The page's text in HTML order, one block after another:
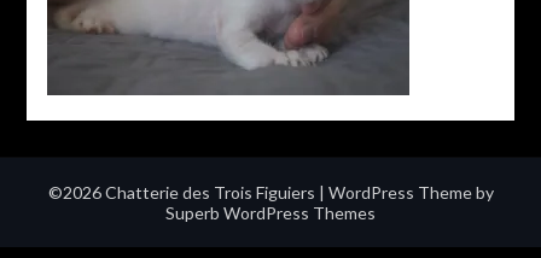
©2026 Chatterie des Trois Figuiers | WordPress Theme by
Superb WordPress Themes